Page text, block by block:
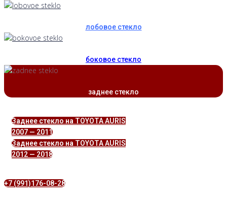
лобовое стекло
боковое стекло
заднее стекло
Заднее стекло на TOYOTA AURIS
2007 — 2011
Заднее стекло на TOYOTA AURIS
2012 — 2018
+7 (991)176-08-28